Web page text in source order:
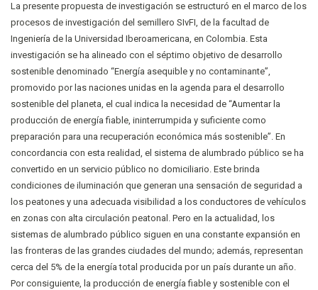
La presente propuesta de investigación se estructuró en el marco de los
procesos de investigación del semillero SIvFI, de la facultad de
Ingeniería de la Universidad Iberoamericana, en Colombia. Esta
investigación se ha alineado con el séptimo objetivo de desarrollo
sostenible denominado “Energía asequible y no contaminante”,
promovido por las naciones unidas en la agenda para el desarrollo
sostenible del planeta, el cual indica la necesidad de “Aumentar la
producción de energía fiable, ininterrumpida y suficiente como
preparación para una recuperación económica más sostenible”. En
concordancia con esta realidad, el sistema de alumbrado público se ha
convertido en un servicio público no domiciliario. Este brinda
condiciones de iluminación que generan una sensación de seguridad a
los peatones y una adecuada visibilidad a los conductores de vehículos
en zonas con alta circulación peatonal. Pero en la actualidad, los
sistemas de alumbrado público siguen en una constante expansión en
las fronteras de las grandes ciudades del mundo; además, representan
cerca del 5% de la energía total producida por un país durante un año.
Por consiguiente, la producción de energía fiable y sostenible con el